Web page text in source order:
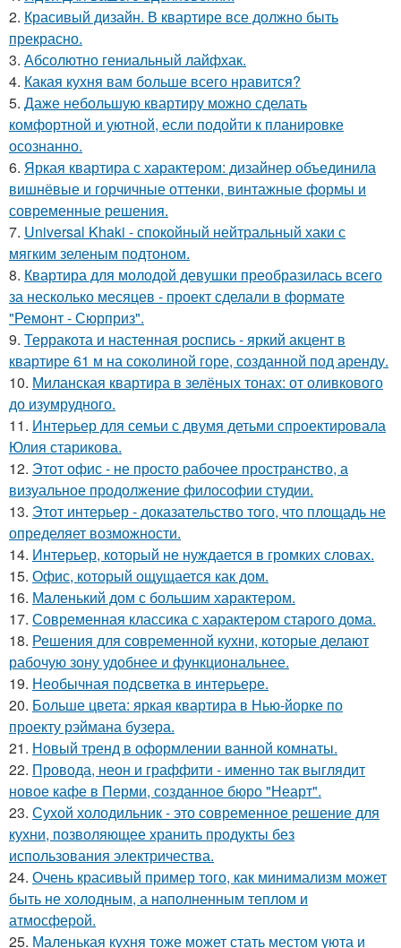
2. Красивый дизайн. В квартире все должно быть
прекрасно.
3. Абсолютно гениальный лайфхак.
4. Какая кухня вам больше всего нравится?
5. Даже небольшую квартиру можно сделать
комфортной и уютной, если подойти к планировке
осознанно.
6. Яркая квартира с характером: дизайнер объединила
вишнёвые и горчичные оттенки, винтажные формы и
современные решения.
7. Universal Khaki - спокойный нейтральный хаки с
мягким зеленым подтоном.
8. Квартира для молодой девушки преобразилась всего
за несколько месяцев - проект сделали в формате
"Ремонт - Сюрприз".
9. Терракота и настенная роспись - яркий акцент в
квартире 61 м на соколиной горе, созданной под аренду.
10. Миланская квартира в зелёных тонах: от оливкового
до изумрудного.
11. Интерьер для семьи с двумя детьми спроектировала
Юлия старикова.
12. Этот офис - не просто рабочее пространство, а
визуальное продолжение философии студии.
13. Этот интерьер - доказательство того, что площадь не
определяет возможности.
14. Интерьер, который не нуждается в громких словах.
15. Офис, который ощущается как дом.
16. Маленький дом с большим характером.
17. Современная классика с характером старого дома.
18. Решения для современной кухни, которые делают
рабочую зону удобнее и функциональнее.
19. Необычная подсветка в интерьере.
20. Больше цвета: яркая квартира в Нью-йорке по
проекту рэймана бузера.
21. Новый тренд в оформлении ванной комнаты.
22. Провода, неон и граффити - именно так выглядит
новое кафе в Перми, созданное бюро "Неарт".
23. Сухой холодильник - это современное решение для
кухни, позволяющее хранить продукты без
использования электричества.
24. Очень красивый пример того, как минимализм может
быть не холодным, а наполненным теплом и
атмосферой.
25. Маленькая кухня тоже может стать местом уюта и